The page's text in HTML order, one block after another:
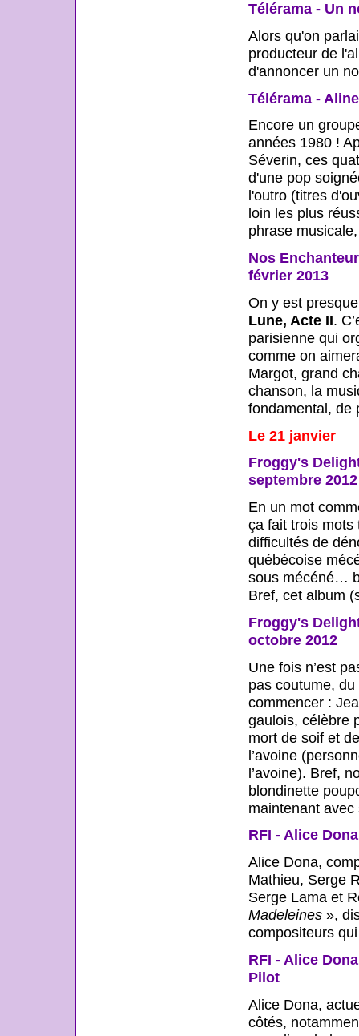
Télérama - Un
Alors qu'on
producteur de
d'annoncer un
Télérama -
Encore un
années 1980 !
Séverin, ces
d'une pop
l'outro (titres
loin les plus
phrase
Nos
février 2013
On y est
Lune, Acte II.
parisienne qui
comme on
Margot, grand
chanson, la
fondamental, de
Le 21 janvier
Froggy's
septembre 2012
En un mot
ça fait trois mots
difficultés de
québécoise
sous mécéné…
Bref, cet album
Froggy's
octobre 2012
Une fois n’est
pas coutume,
commencer :
gaulois, célèbre
mort de soif et
l’avoine
l’avoine). Bref,
blondinette
maintenant
RFI - Alice
Alice Dona,
Mathieu, Serge
Serge Lama et
Madeleines»,
compositeurs
RFI - Alice
Pilot
Alice Dona,
côtés,